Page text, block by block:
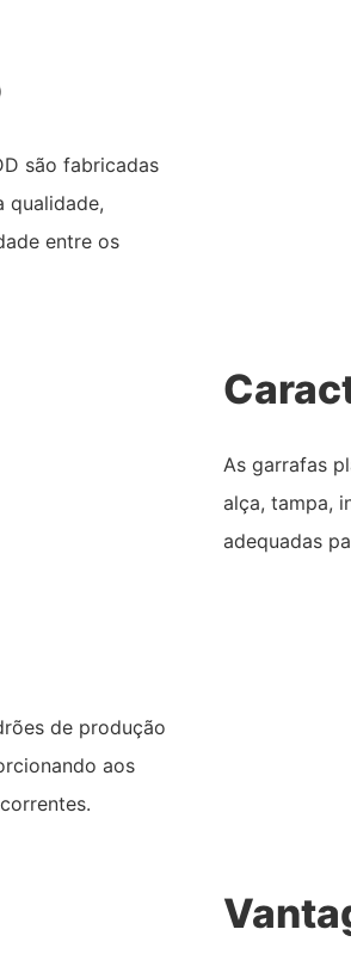
são fabricadas
qualidade,
entre os
As garrafas
alça, tampa,
adequadas
de produção
aos